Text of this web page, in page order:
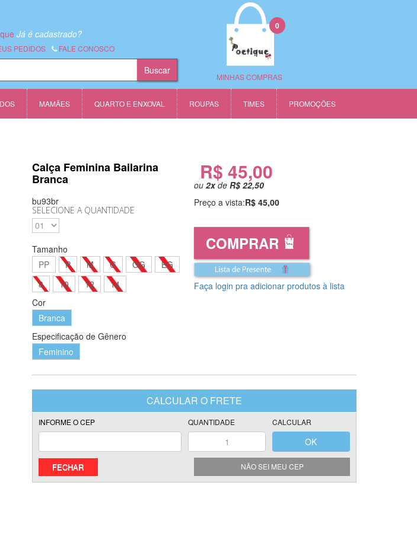
Já é cadastrado?
PEDIDOS FALE CONOSCO
MINHAS COMPRAS
0
MAMÃES QUARTO E ENXOVAL ROUPAS TIMES PROMOÇÕES
R$ 45,00
ou2xdeR$ 22,50
Preço a vista:R$ 45,00
COMPRAR
Faça login pra adicionar produtos à lista
Calça Feminina Bailarina
Branca
bu93br
SELECIONE A QUANTIDADE
Tamanho
PP
P M G GG
EG
8
10 12
14
Cor
Branca
Especificação de Gênero
Feminino
NÃO SEI MEU CEP
FECHAR